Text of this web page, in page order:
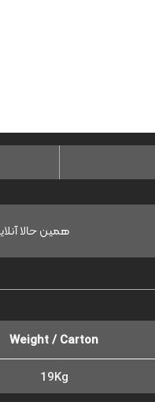
همین حالا
Weight / Carton
19Kg